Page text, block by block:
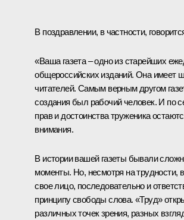
В поздравлении, в частности,
«Ваша газета – одно из старейших
общероссийских изданий. Она имеет
читателей. Самым верным другом
создания был рабочий человек. И по
прав и достоинства труженика
внимания.
В истории вашей газеты бывали
моменты. Но, несмотря на трудности,
свое лицо, последовательно и
принципу свободы слова. «Труд»
различных точек зрения, разных